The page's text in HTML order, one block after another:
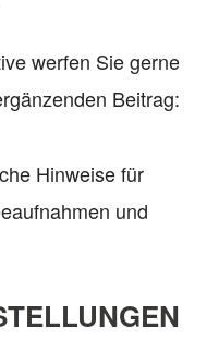
werfen Sie gerne
Beitrag:
Hinweise für
und